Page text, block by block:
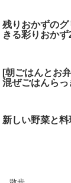
残りおかずの
きる彩りおかず
[朝ごはんとお
混ぜごはんらっ
新しい野菜と料